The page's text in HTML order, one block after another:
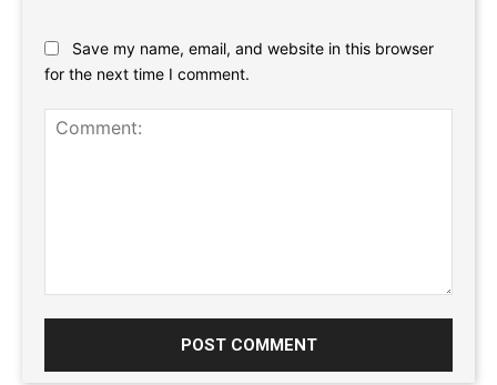
Save my name, email, and website in this browser
for the next time I comment.